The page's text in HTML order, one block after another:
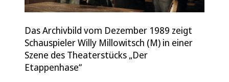
Das Archivbild vom Dezember 1989 zeigt
Schauspieler Willy Millowitsch (M) in einer
Szene des Theaterstücks „Der
Etappenhase“